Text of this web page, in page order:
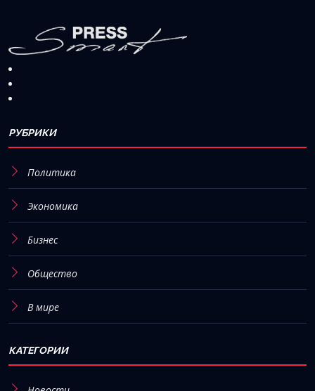
РУБРИКИ
Политика
Экономика
Бизнес
Общество
В мире
КАТЕГОРИИ